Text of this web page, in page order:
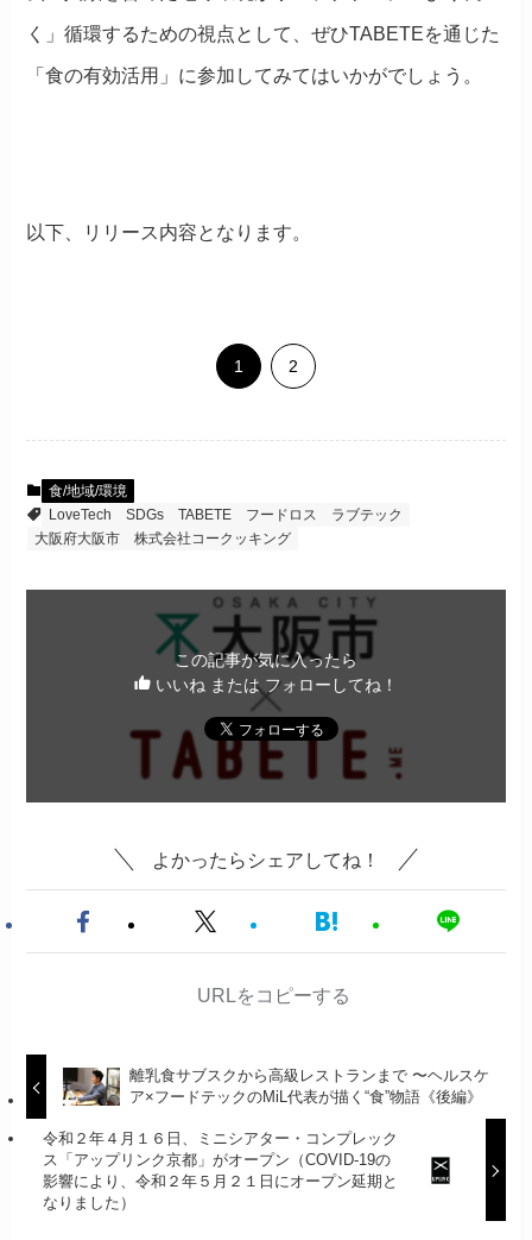
く」循環するための視点として、ぜひTABETEを通じた
「食の有効活用」に参加してみてはいかがでしょう。
以下、リリース内容となります。
1 2
食/地域/環境
LoveTech
SDGs TABETE フードロス
ラブテック
大阪府大阪市
株式会社コークッキング
この記事が気に入ったら
いいね または フォローしてね！
よかったらシェアしてね！
URLをコピーする
離乳食サブスクから高級レストランまで 〜ヘルスケ
ア×フードテックのMiL代表が描く“食”物語《後編》
令和２年４月１６日、ミニシアター・コンプレック
ス「アップリンク京都」がオープン（COVID-19の
影響により、令和２年５月２１日にオープン延期と
なりました）